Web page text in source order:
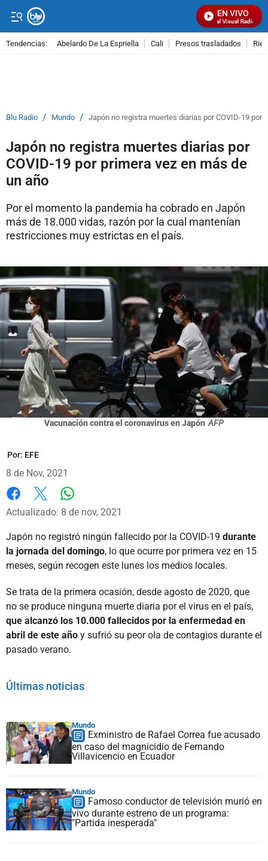
EN VIVO
Señal Visual Radio
Tendencias: Abelardo De La Espriella Cali Presos trasladados
Blu Radio / Mundo / Japón no registra muertes diarias por COVID-19 por
Japón no registra muertes diarias por
COVID-19 por primera vez en más de
un año
Por el momento la pandemia ha cobrado en Japón
más de 18.000 vidas, razón por la cual mantenían
restricciones muy estrictas en el país.
Vacunación contra el coronavirus en Japón AFP
Por: EFE
8 de Nov, 2021
Facebook
X
Actualizado: 8 de nov, 2021
Japón no registró ningún fallecido por la COVID-19 durante
la jornada del domingo, lo que ocurre por primera vez en 15
meses, según recogen este lunes los medios locales.
Se trata de la primera ocasión, desde agosto de 2020, que
no se produce ninguna muerte diaria por el virus en el país,
que alcanzó los 10.000 fallecidos por la enfermedad en
abril de este año y sufrió su peor ola de contagios durante el
pasado verano.
Últimas noticias
Mundo
Exministro de Rafael Correa fue acusado
en caso del magnicidio de Fernando
Villavicencio en Ecuador
Mundo
Famoso conductor de televisión murió en
vivo durante estreno de un programa:
"Partida inesperada"